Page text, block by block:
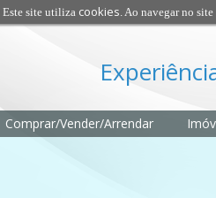
Este site utiliza cookies. Ao navegar no
Comprar/Vender/Arrendar